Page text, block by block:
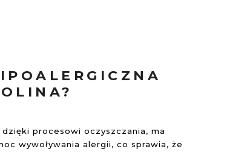
procesowi oczyszczania, ma
wywoływania alergii, co sprawia, że